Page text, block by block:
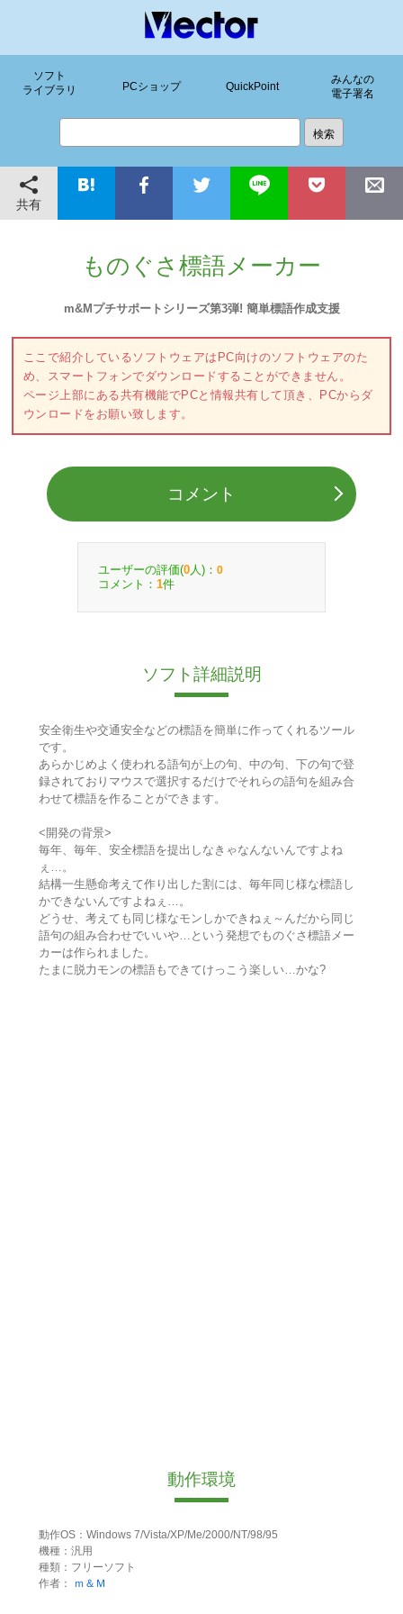
ソフト
ライブラリ
PCショップ QuickPoint
みんなの
電子署名
共有
ものぐさ標語メーカー
m&Mプチサポートシリーズ第3弾! 簡単標語作成支援
ここで紹介しているソフトウェアはPC向けのソフトウェアのた
め、スマートフォンでダウンロードすることができません。
ページ上部にある共有機能でPCと情報共有して頂き、PCからダ
ウンロードをお願い致します。
コメント
ユーザーの評価(0 人)： 0
コメント： 1件
ソフト詳細説明
安全衛生や交通安全などの標語を簡単に作ってくれるツール
です。
あらかじめよく使われる語句が上の句、中の句、下の句で登
録されておりマウスで選択するだけでそれらの語句を組み合
わせて標語を作ることができます。
<開発の背景>
毎年、毎年、安全標語を提出しなきゃなんないんですよね
ぇ…。
結構一生懸命考えて作り出した割には、毎年同じ様な標語し
かできないんですよねぇ…。
どうせ、考えても同じ様なモンしかできねぇ～んだから同じ
語句の組み合わせでいいや…という発想でものぐさ標語メー
カーは作られました。
たまに脱力モンの標語もできてけっこう楽しい…かな?
動作環境
動作OS：Windows 7/Vista/XP/Me/2000/NT/98/95
機種：汎用
種類：フリーソフト
作者：
ｍ＆Ｍ